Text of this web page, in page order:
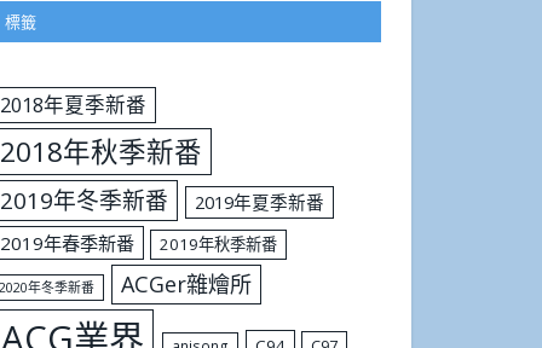
標籤
2018年夏季新番
2018年秋季新番
2019年冬季新番
2019年夏季新番
2019年春季新番
2019年秋季新番
2020年冬季新番 ACGer雜燴所